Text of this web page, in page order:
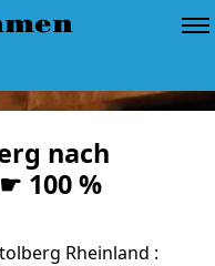
nach
100 %
Rheinland :